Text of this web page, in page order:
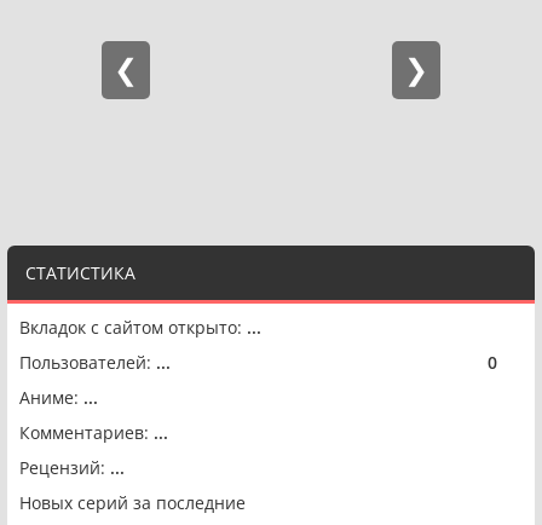
СТАТИСТИКА
Вкладок с сайтом открыто: ...
Пользователей: ... 0
Аниме: ...
Комментариев: ...
Рецензий: ...
Новых серий за последние